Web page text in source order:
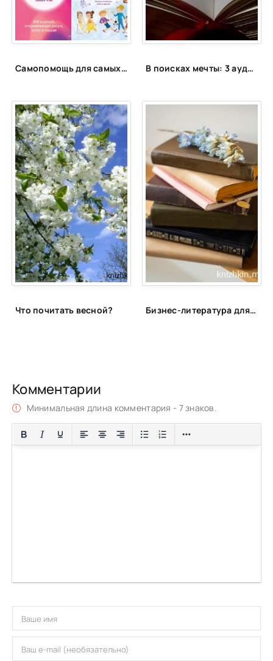
Самопомощь для самых маленьких В поисках мечты: 3 аудиокниги для женщин от которых невозможно оторваться.
Что почитать весной? Бизнес-литература для сотрудников PULSE
Комментарии
Минимальная длина комментария - 7 знаков.